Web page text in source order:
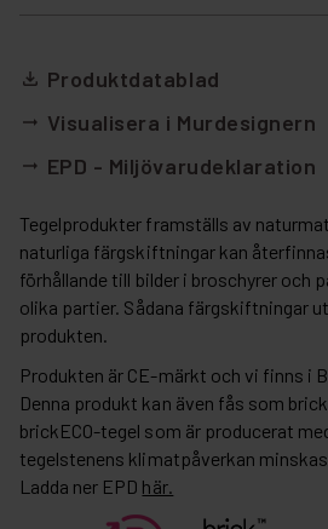
file_download Produktdatablad
arrow_right_alt Visualisera i Murdesignern
arrow_right_alt EPD - Miljövarudeklaration
Tegelprodukter framställs av
naturliga färgskiftningar kan
förhållande till bilder i broschyrer och
olika partier. Sådana färgskiftningar
produkten.
Produkten är CE-märkt och vi finns i
Denna produkt kan även fås som
brickECO-tegel som är producerat
tegelstenens klimatpåverkan
Ladda ner EPD här.